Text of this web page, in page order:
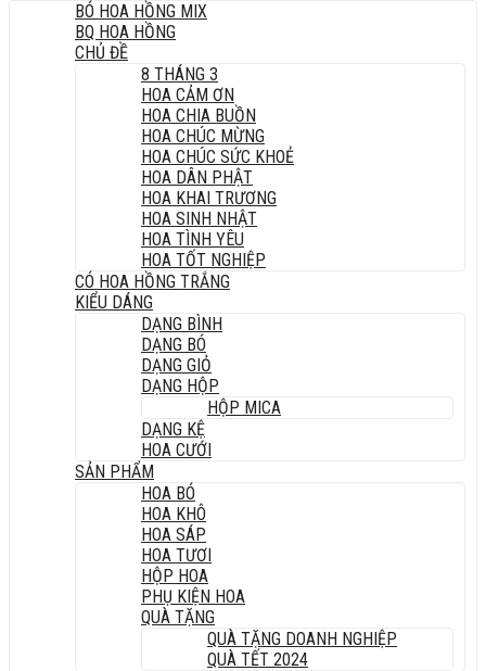
BÓ HOA HỒNG MIX
BQ HOA HỒNG
CHỦ ĐỀ
8 THÁNG 3
HOA CẢM ƠN
HOA CHIA BUỒN
HOA CHÚC MỪNG
HOA CHÚC SỨC KHOẺ
HOA DÂN PHẬT
HOA KHAI TRƯƠNG
HOA SINH NHẬT
HOA TÌNH YÊU
HOA TỐT NGHIỆP
CÓ HOA HỒNG TRẮNG
KIỂU DÁNG
DẠNG BÌNH
DẠNG BÓ
DẠNG GIỎ
DẠNG HỘP
HỘP MICA
DẠNG KỆ
HOA CƯỚI
SẢN PHẨM
HOA BÓ
HOA KHÔ
HOA SÁP
HOA TƯƠI
HỘP HOA
PHỤ KIỆN HOA
QUÀ TẶNG
QUÀ TẶNG DOANH NGHIỆP
QUÀ TẾT 2024